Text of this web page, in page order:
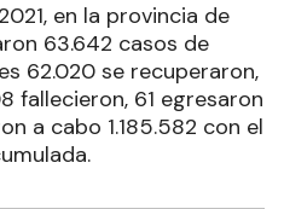
en la provincia de
63.642 casos de
62.020 se recuperaron,
fallecieron, 61 egresaron
a cabo 1.185.582 con el